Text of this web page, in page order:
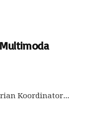
Koordinator...